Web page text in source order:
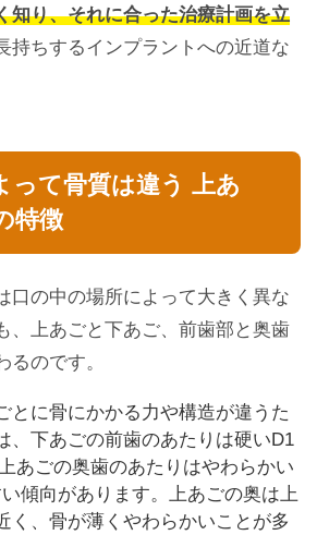
知り、それに合った治療計画を立
持ちするインプラントへの近道な
って骨質は違う 上あ
特徴
口の中の場所によって大きく異な
、上あごと下あご、前歯部と奥歯
のです。
とに骨にかかる力や構造が違うた
、下あごの前歯のあたりは硬いD1
あごの奥歯のあたりはやわらかい
傾向があります。上あごの奥は上
く、骨が薄くやわらかいことが多